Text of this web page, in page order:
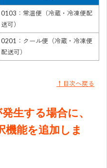
0103：常温便（冷蔵・冷凍便配
送可）
0201：クール便（冷蔵・冷凍便
配送可）
↑目次へ戻る
生する場合に、
機能を追加しま